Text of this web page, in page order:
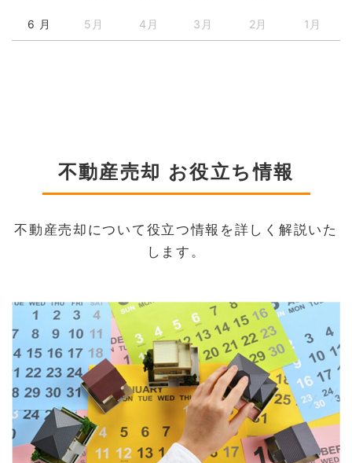
6 月 5月 4月 3月 2月 1月
不動産売却 お役立ち情報
不動産売却について役立つ情報を詳しく解説いた
します。